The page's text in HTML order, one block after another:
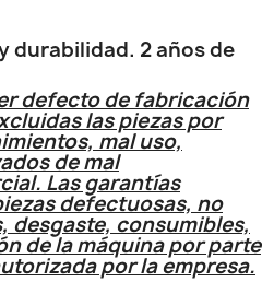
durabilidad. 2 años de
defecto de fabricación
las piezas por
mal uso,
de mal
Las garantías
defectuosas, no
desgaste, consumibles,
de la máquina por parte
por la empresa.